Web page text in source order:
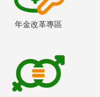
年金改革專區